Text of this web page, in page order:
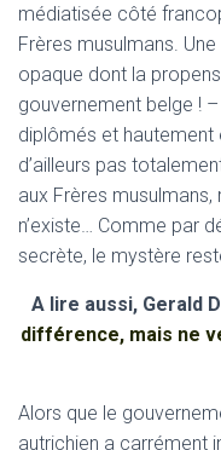
médiatisée côté
Frères musulmans.
opaque dont la
gouvernement belge !
diplômés et hautement
d’ailleurs pas
aux Frères musulmans,
n’existe… Comme par
secrète, le mystère
A lire aussi, Gerald
différence, mais ne
Alors que le
autrichien a carrément